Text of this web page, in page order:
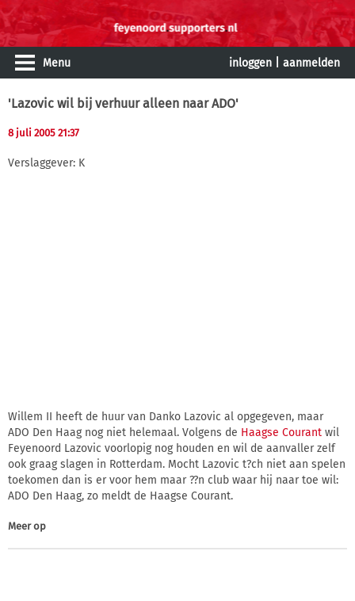
Menu inloggen aanmelden
'Lazovic wil bij verhuur alleen naar ADO'
8 juli 2005 21:37
Verslaggever: K
Willem II heeft de huur van Danko Lazovic al opgegeven, maar
ADO Den Haag nog niet helemaal. Volgens de Haagse Courant wil
Feyenoord Lazovic voorlopig nog houden en wil de aanvaller zelf
ook graag slagen in Rotterdam. Mocht Lazovic t?ch niet aan spelen
toekomen dan is er voor hem maar ??n club waar hij naar toe wil:
ADO Den Haag, zo meldt de Haagse Courant.
Meer op